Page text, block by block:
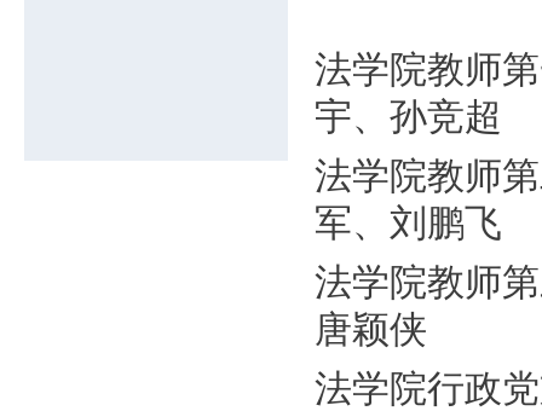
法学院教师
宇、孙竞超
法学院教师
军、刘鹏飞
法学院教师
唐颖侠
法学院行政